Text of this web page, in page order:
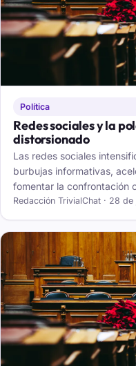
Política
Redes sociales y la
distorsionado
Las redes sociales
burbujas informativas,
fomentar la confrontación
Redacción TrivialChat · 28